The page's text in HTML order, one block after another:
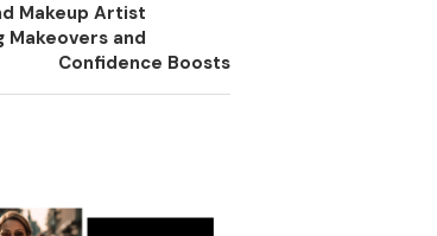
Makeup Artist
Makeovers and
Confidence Boosts